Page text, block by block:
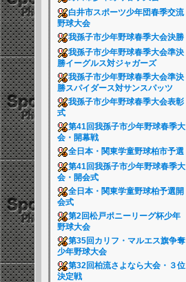
白井市スポーツ少年団春季交流
野球大会
我孫子市少年野球春季大会決勝
我孫子市少年野球春季大会準決
勝イーグルス対ジャガーズ
我孫子市少年野球春季大会準決
勝スパイダース対サンスパッツ
我孫子市少年野球春季大会表彰
式
第41回我孫子市少年野球春季大
会・開幕戦
全日本・関東学童野球柏市予選
第41回我孫子市少年野球春季大
会・開会式
全日本・関東学童野球柏予選開
会式
第2回松戸ポニーリーグ杯少年
野球大会
第35回カリフ・マルエス旗争奪
少年野球大会
第32回柏流さよなら大会・３位
決定戦